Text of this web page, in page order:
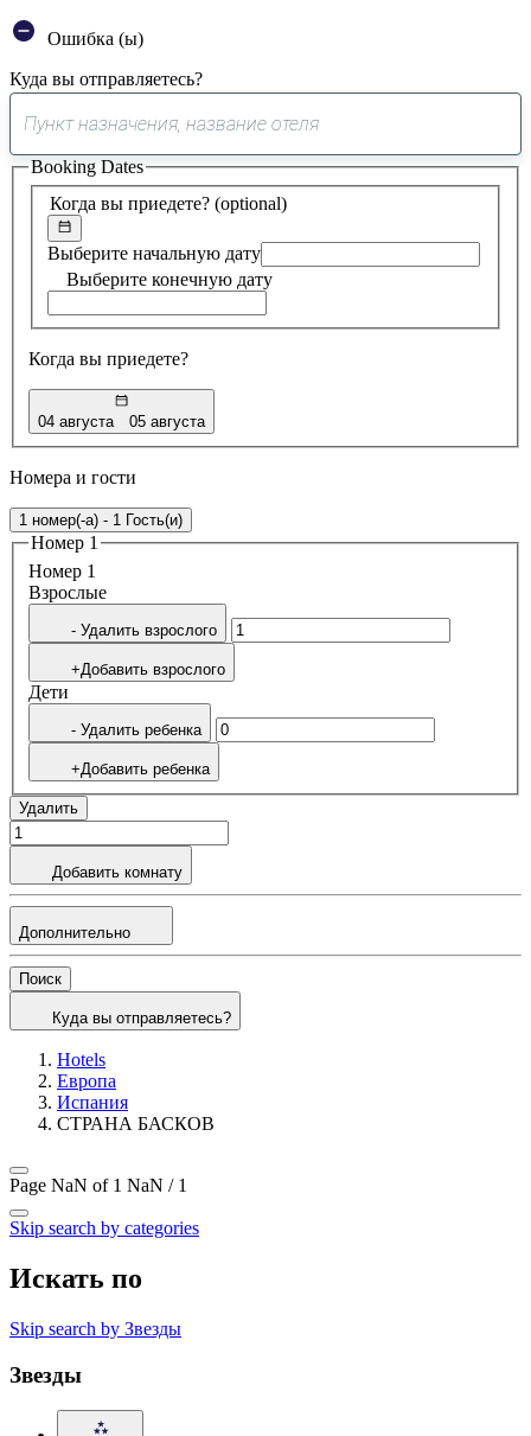
Ошибка (ы)
Куда вы отправляетесь?
0
предложение
найдено
Когда вы приедете? (optional)
Выберите начальную дату
Выберите конечную дату
Когда вы приедете?
04 августа 05 августа
Booking Dates
Номера и гости
1 номер(-а) - 1 Гость(и)
Номер 1
Номер 1
Bзрослые
- Удалить взрослого
+Добавить взрослого
Дети
- Удалить ребенка
+Добавить ребенка
Удалить
Добавить комнату
Дополнительно
Поиск
Куда вы отправляетесь?
Hotels
Европа
Испания
СТРАНА БАСКОВ
Page NaN of 1 NaN / 1
Skip search by categories
Искать по
Skip search by Звезды
Звезды